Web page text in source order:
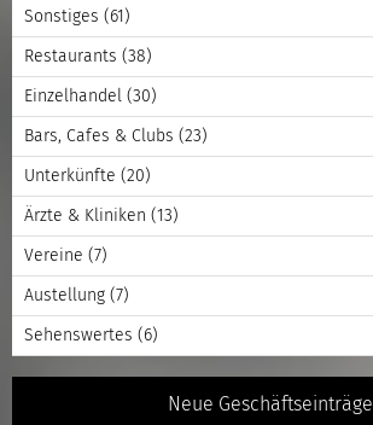
Sonstiges (61)
Restaurants (38)
Einzelhandel (30)
Bars, Cafes & Clubs (23)
Unterkünfte (20)
Ärzte & Kliniken (13)
Vereine (7)
Austellung (7)
Sehenswertes (6)
Neue Geschäftseinträge